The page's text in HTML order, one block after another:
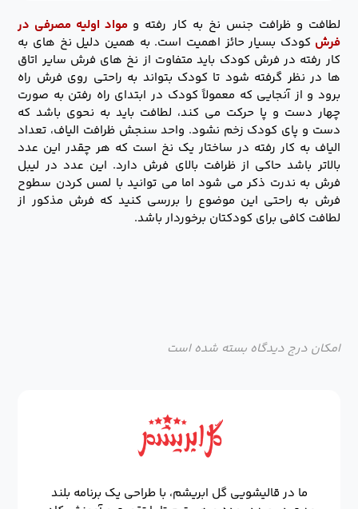
لطافت و ظرافت جنس نخ به کار رفته و مواد اولیه مصرفی در
فرش کودک بسیار حائز اهمیت است. به همین دلیل نخ های به
کار رفته در فرش کودک باید متفاوت از نخ های فرش سایر اتاق
ها در نظر گرفته شود تا کودک بتواند به راحتی روی فرش راه
برود و از آنجایی که معمولاً کودک در ابتدای راه رفتن به صورت
چهار دست و پا حرکت می کند، لطافت باید به نحوی باشد که
دست و پای کودک زخم نشود. واحد سنجش ظرافت الیاف، تعداد
الیاف به کار رفته در ساختار یک نخ است که هر چقدر این عدد
بالاتر باشد حاکی از ظرافت بالای فرش دارد. این عدد در لیبل
فرش به ندرت ذکر می شود اما می توانید با لمس کردن سطوح
فرش به راحتی این موضوع را بررسی کنید که فرش مذکور از
لطافت کافی برای کودکتان برخوردار باشد.
امکان درج دیدگاه بسته شده است
ما در قالیشویی گل ابریشم، با طراحی یک برنامه بلند